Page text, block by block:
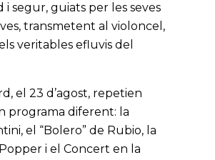
i segur, guiats per les seves
transmetent al violoncel,
veritables efluvis del
el 23 d’agost, repetien
programa diferent: la
el “Bolero” de Rubio, la
i el Concert en la